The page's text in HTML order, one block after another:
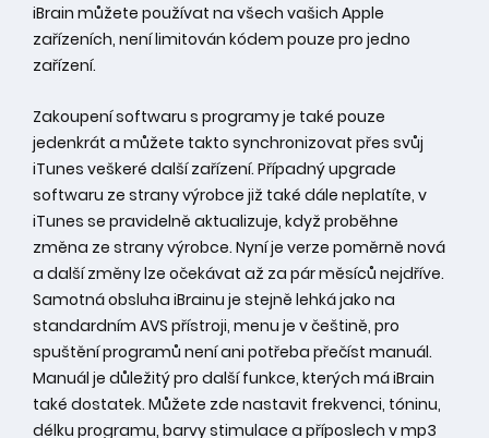
iBrain můžete používat na všech vašich Apple
zařízeních, není limitován kódem pouze pro jedno
zařízení.
Zakoupení softwaru s programy je také pouze
jedenkrát a můžete takto synchronizovat přes svůj
iTunes veškeré další zařízení. Případný upgrade
softwaru ze strany výrobce již také dále neplatíte, v
iTunes se pravidelně aktualizuje, když proběhne
změna ze strany výrobce. Nyní je verze poměrně nová
a další změny lze očekávat až za pár měsíců nejdříve.
Samotná obsluha iBrainu je stejně lehká jako na
standardním AVS přístroji, menu je v češtině, pro
spuštění programů není ani potřeba přečíst manuál.
Manuál je důležitý pro další funkce, kterých má iBrain
také dostatek. Můžete zde nastavit frekvenci, tóninu,
délku programu, barvy stimulace a příposlech v mp3